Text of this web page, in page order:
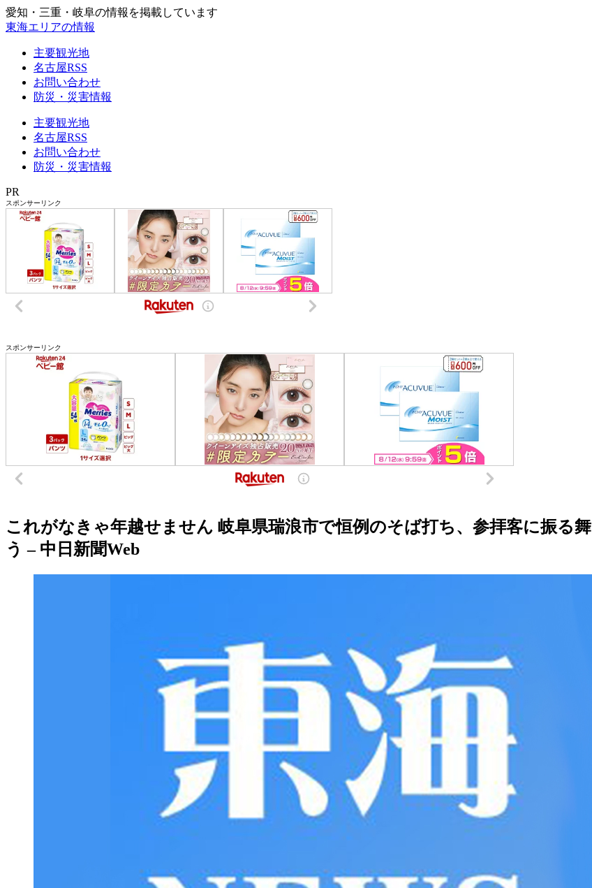
愛知・三重・岐阜の情報を掲載しています
東海エリアの情報
主要観光地
名古屋RSS
お問い合わせ
防災・災害情報
主要観光地
名古屋RSS
お問い合わせ
防災・災害情報
PR
スポンサーリンク
スポンサーリンク
これがなきゃ年越せません 岐阜県瑞浪市で恒例のそば打ち、参拝客に振る舞
う – 中日新聞Web